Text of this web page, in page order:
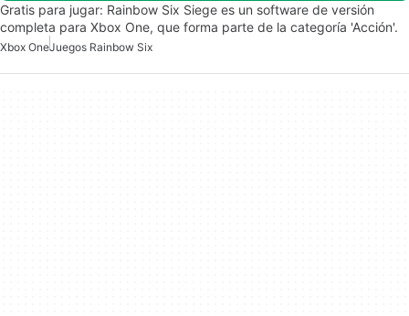
Gratis para jugar: Rainbow Six Siege es un software de versión
completa para Xbox One, que forma parte de la categoría 'Acción'.
Xbox OneJuegos Rainbow Six